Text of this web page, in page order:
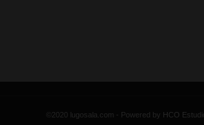
©2020 lugosala.com - Powered by HCO